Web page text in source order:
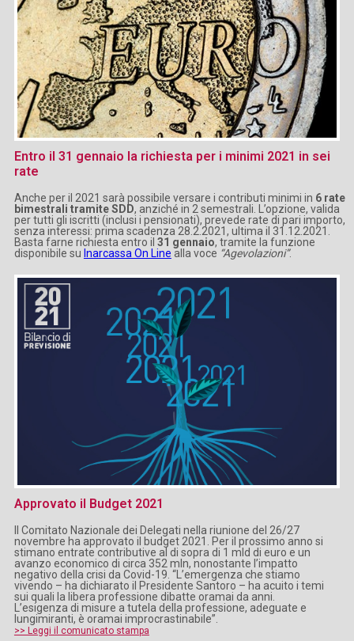
Entro il 31 gennaio la richiesta per i minimi 2021 in sei
rate
Anche per il 2021 sarà possibile versare i contributi minimi in 6 rate
bimestrali tramite SDD, anziché in 2 semestrali. L’opzione, valida
per tutti gli iscritti (inclusi i pensionati), prevede rate di pari importo,
senza interessi: prima scadenza 28.2.2021, ultima il 31.12.2021.
Basta farne richiesta entro il 31 gennaio, tramite la funzione
disponibile su Inarcassa On Line alla voce “Agevolazioni”.
Approvato il Budget 2021
Il Comitato Nazionale dei Delegati nella riunione del 26/27
novembre ha approvato il budget 2021. Per il prossimo anno si
stimano entrate contributive al di sopra di 1 mld di euro e un
avanzo economico di circa 352 mln, nonostante l’impatto
negativo della crisi da Covid-19. “L’emergenza che stiamo
vivendo – ha dichiarato il Presidente Santoro – ha acuito i temi
sui quali la libera professione dibatte oramai da anni.
L’esigenza di misure a tutela della professione, adeguate e
lungimiranti, è oramai improcrastinabile”.
>> Leggi il comunicato stampa